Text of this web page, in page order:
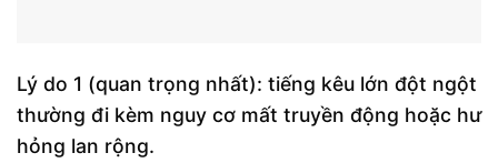
Lý do 1 (quan trọng nhất): tiếng kêu lớn đột ngột
thường đi kèm nguy cơ mất truyền động hoặc hư
hỏng lan rộng.